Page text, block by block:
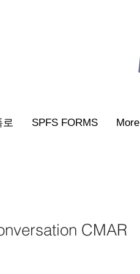
로 SPFS FORMS More
CMAR